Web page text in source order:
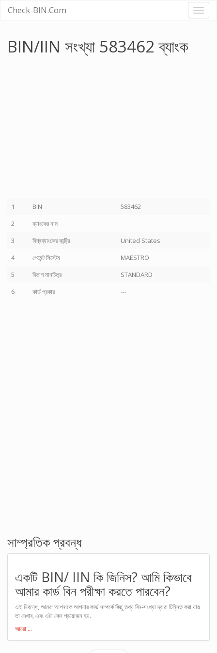
Toggle
Check-BIN.Com
BIN/IIN সংখ্যা 583462 ব্যাংক
1 BIN
583462
2
ব্যাংকের নাম
3
বিশ্বব্যাংকের কান্ট্রি
United States
4
পেমেন্ট সিস্টেম
MAESTRO
5
বিভাগ মানচিত্র
STANDARD
6
কার্ড প্রকার ---
সাম্প্রতিক প্রবন্ধ
একটি BIN/ IIN কি জিনিস? আমি কিভাবে
আমার কার্ড বিন পরীক্ষা করতে পারবেন?
এই নিবন্ধে, আমরা আপনাকে আপনার কার্ড সম্পর্কে কিছু তথ্য বিন-সংখ্যা দ্বারা চিহ্নিত করা যায়
তা দেখাব, এবং এটা কেন প্রয়োজন হয়.
আরো ...